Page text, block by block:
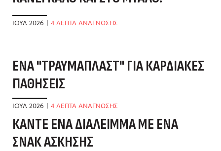
ΙΟΎΛ 2026 | 4 ΛΕΠΤΑ ΑΝΑΓΝΩΣΗΣ
ΈΝΑ "ΤΡΑΥΜΑΠΛΆΣΤ" ΓΙΑ ΚΑΡΔΙΑΚΈΣ
ΠΑΘΉΣΕΙΣ
ΙΟΎΛ 2026 | 4 ΛΕΠΤΑ ΑΝΑΓΝΩΣΗΣ
ΚΆΝΤΕ ΈΝΑ ΔΙΆΛΕΙΜΜΑ ΜΕ ΈΝΑ
ΣΝΑΚ ΆΣΚΗΣΗΣ